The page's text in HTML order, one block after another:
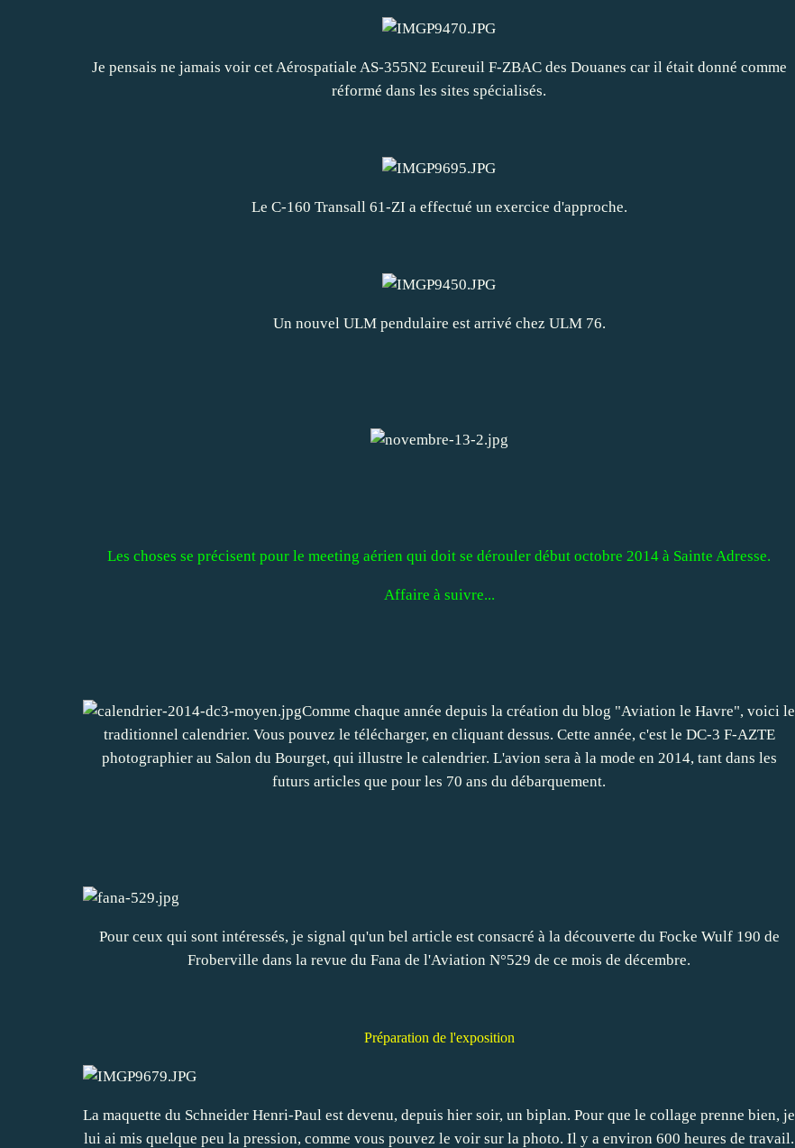
Je pensais ne jamais voir cet Aérospatiale AS-355N2 Ecureuil F-ZBAC des Douanes car il était donné comme
réformé dans les sites spécialisés.
Le C-160 Transall 61-ZI a effectué un exercice d'approche.
Un nouvel ULM pendulaire est arrivé chez ULM 76.
Les choses se précisent pour le meeting aérien qui doit se dérouler début octobre 2014 à Sainte Adresse.
Affaire à suivre...
Comme chaque année depuis la création du blog "Aviation le Havre", voici le
traditionnel calendrier. Vous pouvez le télécharger, en cliquant dessus. Cette année, c'est le DC-3 F-AZTE
photographier au Salon du Bourget, qui illustre le calendrier. L'avion sera à la mode en 2014, tant dans les
futurs articles que pour les 70 ans du débarquement.
Pour ceux qui sont intéressés, je signal qu'un bel article est consacré à la découverte du Focke Wulf 190 de
Froberville dans la revue du Fana de l'Aviation N°529 de ce mois de décembre.
Préparation de l'exposition
La maquette du Schneider Henri-Paul est devenu, depuis hier soir, un biplan. Pour que le collage prenne bien, je
lui ai mis quelque peu la pression, comme vous pouvez le voir sur la photo. Il y a environ 600 heures de travail.